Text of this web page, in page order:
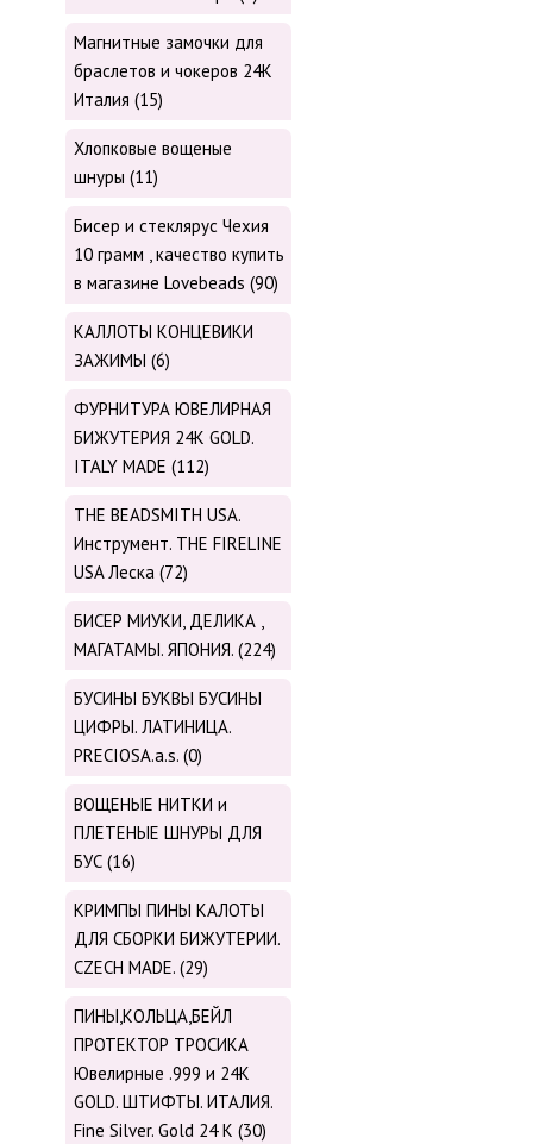
Магнитные замочки для
браслетов и чокеров 24К
Италия (15)
Хлопковые вощеные
шнуры (11)
Бисер и стеклярус Чехия
10 грамм , качество купить
в магазине Lovebeads (90)
КАЛЛОТЫ КОНЦЕВИКИ
ЗАЖИМЫ (6)
ФУРНИТУРА ЮВЕЛИРНАЯ
БИЖУТЕРИЯ 24К GOLD.
ITALY MADE (112)
THE BEADSMITH USA.
Инструмент. THE FIRELINE
USA Леска (72)
БИСЕР МИУКИ, ДЕЛИКА ,
МАГАТАМЫ. ЯПОНИЯ. (224)
БУСИНЫ БУКВЫ БУСИНЫ
ЦИФРЫ. ЛАТИНИЦА.
PRECIOSA.a.s. (0)
ВОЩЕНЫЕ НИТКИ и
ПЛЕТЕНЫЕ ШНУРЫ ДЛЯ
БУС (16)
КРИМПЫ ПИНЫ КАЛОТЫ
ДЛЯ СБОРКИ БИЖУТЕРИИ.
CZECH MADE. (29)
ПИНЫ,КОЛЬЦА,БЕЙЛ
ПРОТЕКТОР ТРОСИКА
Ювелирные .999 и 24К
GOLD. ШТИФТЫ. ИТАЛИЯ.
Fine Silver. Gold 24 K (30)